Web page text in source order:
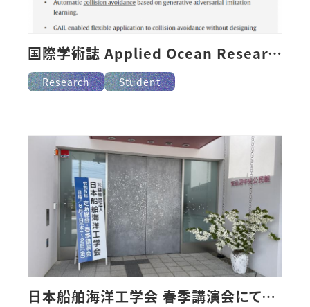
Research Student
国際学術誌 Applied Ocean Research へ掲載
日本船舶海洋工学会 春季講演会にて講演